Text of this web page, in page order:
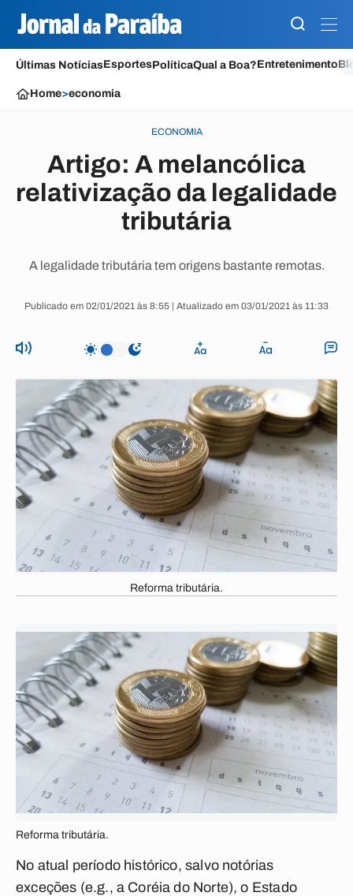
Últimas NotíciasEsportesPolíticaQual a Boa?Entretenimento
Home>economia
ECONOMIA
Artigo: A melancólica
relativização da legalidade
tributária
A legalidade tributária tem origens bastante remotas.
Publicado em 02/01/2021 às 8:55 | Atualizado em 03/01/2021 às 11:33
Reforma tributária.
Reforma tributária.
No atual período histórico, salvo notórias
exceções (e.g., a Coréia do Norte), o Estado